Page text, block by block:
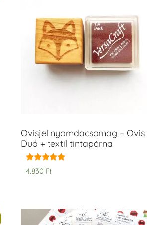
Ovisjel nyomdacsomag – Ovis
Duó + textil tintapárna
Értékelés:
5.00
4.830 Ft